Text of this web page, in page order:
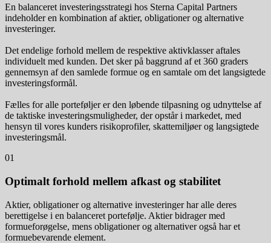
En balanceret investeringsstrategi hos Sterna Capital Partners
indeholder en kombination af aktier, obligationer og alternative
investeringer.
Det endelige forhold mellem de respektive aktivklasser aftales
individuelt med kunden. Det sker på baggrund af et 360 graders
gennemsyn af den samlede formue og en samtale om det langsigtede
investeringsformål.
Fælles for alle porteføljer er den løbende tilpasning og udnyttelse af
de taktiske investeringsmuligheder, der opstår i markedet, med
hensyn til vores kunders risikoprofiler, skattemiljøer og langsigtede
investeringsmål.
01
Optimalt forhold mellem afkast og stabilitet
Aktier, obligationer og alternative investeringer har alle deres
berettigelse i en balanceret portefølje. Aktier bidrager med
formueforøgelse, mens obligationer og alternativer også har et
formuebevarende element.